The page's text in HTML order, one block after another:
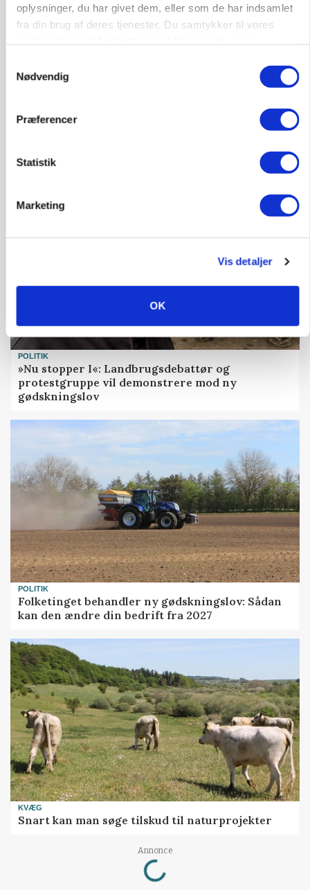
oplysninger, du har givet dem, eller som de har indsamlet
fra din brug af deres tjenester. Du samtykker til vores
Nødvendig
Præferencer
Statistik
Marketing
Vis detaljer
OK
MARKED
Russisk mælkepris dykker 23 procent
marked for biokul
POLITIK
»Nu stopper I«: Landbrugsdebattør og
protestgruppe vil demonstrere mod ny
gødskningslov
POLITIK
Folketinget behandler ny gødskningslov: Sådan
kan den ændre din bedrift fra 2027
KVÆG
Snart kan man søge tilskud til naturprojekter
Annonce
Loading...